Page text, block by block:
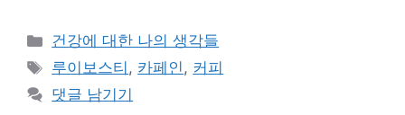
카
테
리
건강에 대한 나의 생각들
태
그
루이보스티 , 카페인, 커피
댓글 남기기